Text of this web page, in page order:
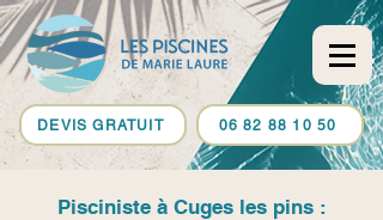
DEVIS GRATUIT 06 82 88 10 50
Pisciniste à Cuges les pins :